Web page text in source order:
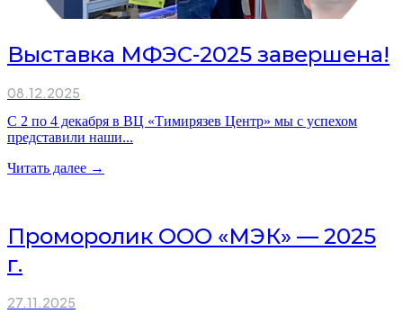
Выставка МФЭС-2025 завершена!
08.12.2025
С 2 по 4 декабря в ВЦ «Тимирязев Центр» мы с успехом
представили наши...
Читать далее →
Проморолик ООО «МЭК» — 2025
г.
27.11.2025